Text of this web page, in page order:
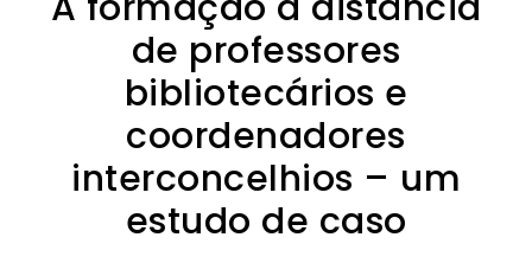
de professores
bibliotecários e
coordenadores
interconcelhios – um
estudo de caso